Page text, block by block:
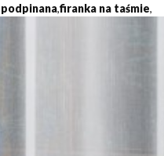
,firanka na taśmie,